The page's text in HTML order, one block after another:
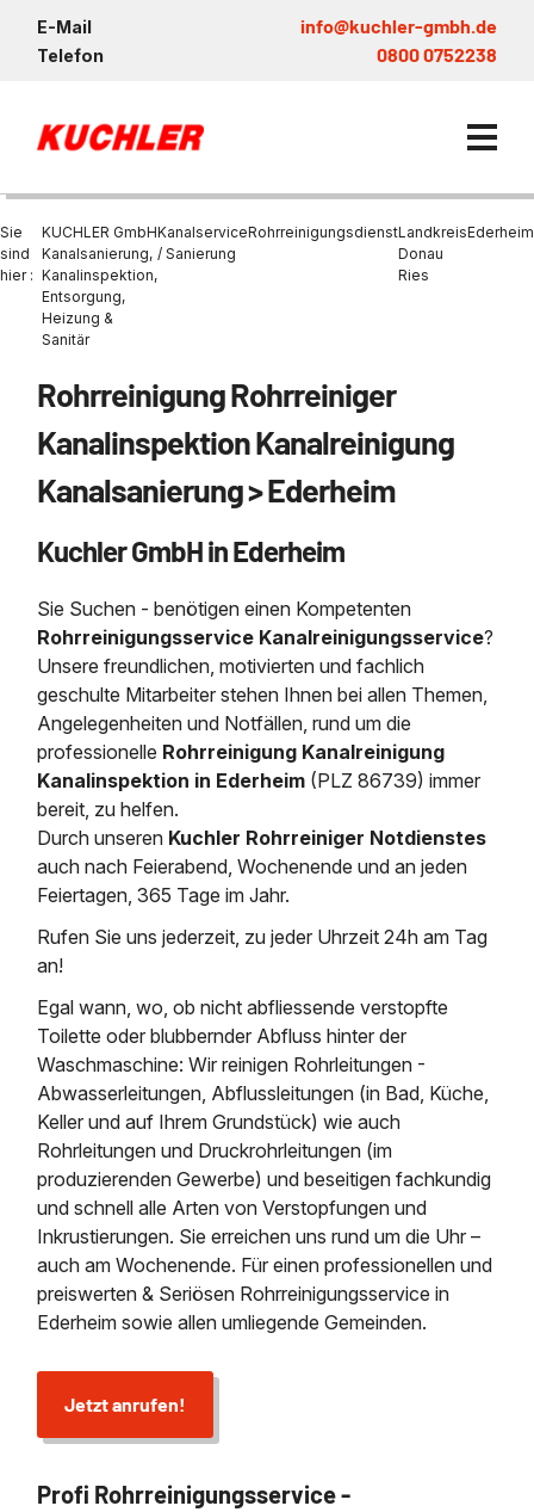
E-Mail info@kuchler-gmbh.de
Telefon 0800 0752238
Kanalservice / Sanierung
Großprofilsanierung
Schachtsanierung
GFK - Schachtliner
Kanalreinigung
Kanalinspektion
Grubenentleerung
24h Notdienst
Kosten Preise
Wasserhaltung
Entsorgung
Bohrschlamm
Entsorgung von
Chemisch physikalische
Behandlungsanlage
Entleerung und Reinigung
Grubenentleerung und
Sickerschacht Reinigung
Abfallzwischenlager
Austausch von
Geschosssandfang
Wartung und Vollservice
Prüfung &
Sanierung von
Fettabscheider
Saugbagger / Luftförderanlage
Be- und Entkiesen von
Entleerung von
Faultürmen per
Saugbagger für Tiefbau
Saugbagger und Pumpen
Fermenter-Entleerung
Regenrückhaltebecken
Entschlammung
Trockensaugen von
etc.
Weitere Services mit
Heizung / Sanitär
Wärmepumpen Zentrum
Brückenentwässerung
Tiefbau
Unternehmen
Nachhaltigkeit & Umwelt
Referenzen
News & Aktuelles
Zertifikate /
Stellenangebote
Kontakt
Sie
sind
hier :
KUCHLER GmbH
Kanalsanierung,
Kanalinspektion,
Entsorgung,
Heizung &
Sanitär
Kanalservice
/ Sanierung
RohrreinigungsdienstLandkreis
Donau
Ries
Ederheim
Rohrreinigung Rohrreiniger
Kanalinspektion Kanalreinigung
Kanalsanierung > Ederheim
Kuchler GmbH in Ederheim
Sie Suchen - benötigen einen Kompetenten
Rohrreinigungsservice Kanalreinigungsservice?
Unsere freundlichen, motivierten und fachlich
geschulte Mitarbeiter stehen Ihnen bei allen Themen,
Angelegenheiten und Notfällen, rund um die
professionelle Rohrreinigung Kanalreinigung
Kanalinspektion in Ederheim (PLZ 86739) immer
bereit, zu helfen.
Durch unseren Kuchler Rohrreiniger Notdienstes
auch nach Feierabend, Wochenende und an jeden
Feiertagen, 365 Tage im Jahr.
Rufen Sie uns jederzeit, zu jeder Uhrzeit 24h am Tag
an!
Egal wann, wo, ob nicht abfliessende verstopfte
Toilette oder blubbernder Abfluss hinter der
Waschmaschine: Wir reinigen Rohrleitungen -
Abwasserleitungen, Abflussleitungen (in Bad, Küche,
Keller und auf Ihrem Grundstück) wie auch
Rohrleitungen und Druckrohrleitungen (im
produzierenden Gewerbe) und beseitigen fachkundig
und schnell alle Arten von Verstopfungen und
Inkrustierungen. Sie erreichen uns rund um die Uhr –
auch am Wochenende. Für einen professionellen und
preiswerten & Seriösen Rohrreinigungsservice in
Ederheim sowie allen umliegende Gemeinden.
Jetzt anrufen!
Profi Rohrreinigungsservice -